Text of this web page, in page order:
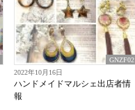
GNZF02
2022年10月16日
ハンドメイドマルシェ出店者情
報